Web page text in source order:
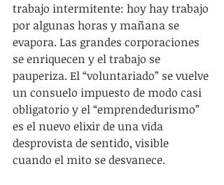
trabajo intermitente: hoy hay trabajo
por algunas horas y mañana se
evapora. Las grandes corporaciones
se enriquecen y el trabajo se
pauperiza. El “voluntariado” se vuelve
un consuelo impuesto de modo casi
obligatorio y el “emprendedurismo”
es el nuevo elixir de una vida
desprovista de sentido, visible
cuando el mito se desvanece.